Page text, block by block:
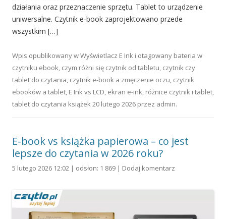
działania oraz przeznaczenie sprzętu. Tablet to urządzenie
uniwersalne. Czytnik e-book zaprojektowano przede
wszystkim […]
Wpis opublikowany wWyświetlacz E Ink i otagowany bateria w
czytniku ebook, czym różni się czytnik od tabletu, czytnik czy
tablet do czytania, czytnik e-book a zmęczenie oczu, czytnik
ebooków a tablet, E Ink vs LCD, ekran e-ink, różnice czytnik i tablet,
tablet do czytania książek20 lutego 2026 przez admin.
E-book vs książka papierowa – co jest
lepsze do czytania w 2026 roku?
5 lutego 2026 12:02 | odsłon: 1 869 | Dodaj komentarz